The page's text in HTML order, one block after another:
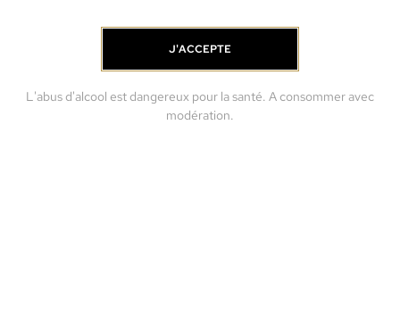
J'ACCEPTE
L'abus d'alcool est dangereux pour la santé. A consommer avec
modération.